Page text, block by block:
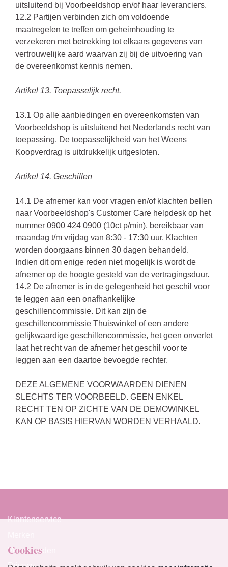
uitsluitend bij Voorbeeldshop en/of haar leveranciers.
12.2 Partijen verbinden zich om voldoende
maatregelen te treffen om geheimhouding te
verzekeren met betrekking tot elkaars gegevens van
vertrouwelijke aard waarvan zij bij de uitvoering van
de overeenkomst kennis nemen.
Artikel 13. Toepasselijk recht.
13.1 Op alle aanbiedingen en overeenkomsten van
Voorbeeldshop is uitsluitend het Nederlands recht van
toepassing. De toepasselijkheid van het Weens
Koopverdrag is uitdrukkelijk uitgesloten.
Artikel 14. Geschillen
14.1 De afnemer kan voor vragen en/of klachten bellen
naar Voorbeeldshop's Customer Care helpdesk op het
nummer 0900 424 0900 (10ct p/min), bereikbaar van
maandag t/m vrijdag van 8:30 - 17:30 uur. Klachten
worden doorgaans binnen 30 dagen behandeld.
Indien dit om enige reden niet mogelijk is wordt de
afnemer op de hoogte gesteld van de vertragingsduur.
14.2 De afnemer is in de gelegenheid het geschil voor
te leggen aan een onafhankelijke
geschillencommissie. Dit kan zijn de
geschillencommissie Thuiswinkel of een andere
gelijkwaardige geschillencommissie, het geen onverlet
laat het recht van de afnemer het geschil voor te
leggen aan een daartoe bevoegde rechter.
DEZE ALGEMENE VOORWAARDEN DIENEN
SLECHTS TER VOORBEELD. GEEN ENKEL
RECHT TEN OP ZICHTE VAN DE DEMOWINKEL
KAN OP BASIS HIERVAN WORDEN VERHAALD.
Klantenservice
Voorwaarden
Cookies